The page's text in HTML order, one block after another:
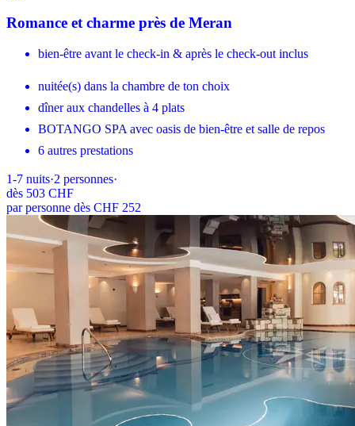
Romance et charme près de Meran
bien-être avant le check-in & après le check-out inclus
nuitée(s) dans la chambre de ton choix
dîner aux chandelles à 4 plats
BOTANGO SPA avec oasis de bien-être et salle de repos
6 autres prestations
1-7 nuits·2 personnes·
dès 503 CHF
par personne dès CHF 252